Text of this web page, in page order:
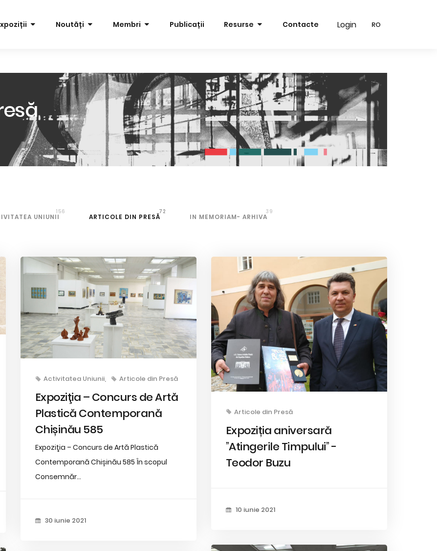
Login
Noutăți Membri Publicații Resurse Contacte Login RO
UNIUNII
156
ARTICOLE DIN PRESĂ
72
IN MEMORIAM- ARHIVA
39
Activitatea Uniunii Articole din Presă
Expoziţia – Concurs de Artă
Plastică Contemporană
Chișinău 585
Expoziţia – Concurs de Artă Plastică
Contemporană Chișinău 585 În scopul
Consemnăr...
30 iunie 2021
Articole din Presă
Expoziția aniversară
”Atingerile Timpului” -
Teodor Buzu
10 iunie 2021